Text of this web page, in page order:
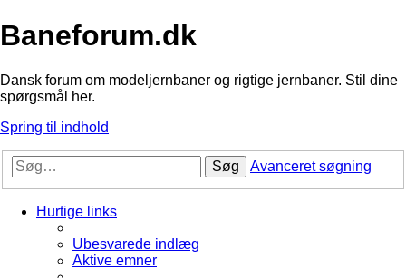
Baneforum.dk
Dansk forum om modeljernbaner og rigtige jernbaner. Stil dine
spørgsmål her.
Spring til indhold
Søg Avanceret søgning
Hurtige links
Ubesvarede indlæg
Aktive emner